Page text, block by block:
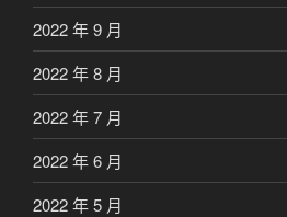
2022 年 9 月
2022 年 8 月
2022 年 7 月
2022 年 6 月
2022 年 5 月